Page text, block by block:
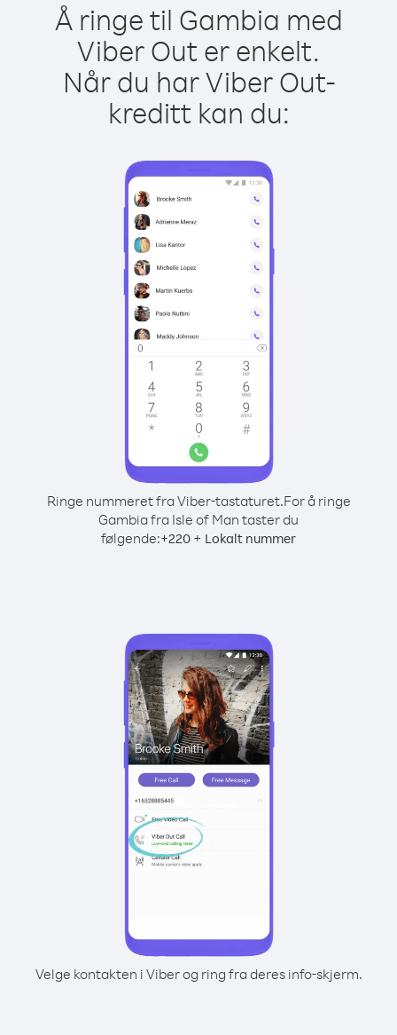
Å ringe til Gambia med
Viber Out er enkelt.
Når du har Viber Out-
kreditt kan du:
Ringe nummeret fra Viber-tastaturet.For å ringe
Gambia fra Isle of Man taster du
følgende:+220 + Lokalt nummer
Velge kontakten i Viber og ring fra deres info-skjerm.